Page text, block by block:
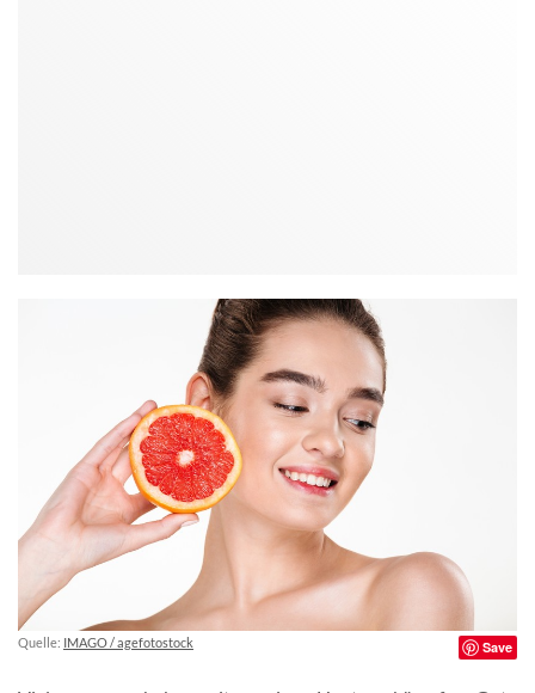
Quelle: IMAGO / agefotostock Save